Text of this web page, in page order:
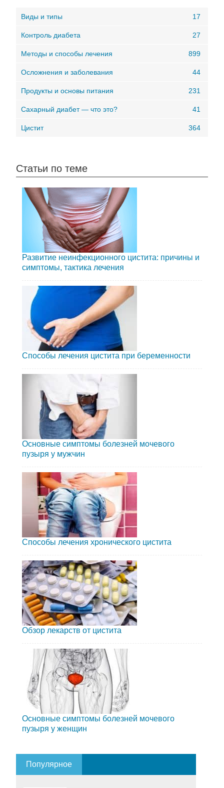
Виды и типы 17
Контроль диабета 27
Методы и способы лечения 899
Осложнения и заболевания 44
Продукты и основы питания 231
Сахарный диабет — что это? 41
Цистит 364
Статьи по теме
Развитие неинфекционного цистита: причины и
симптомы, тактика лечения
Способы лечения цистита при беременности
Основные симптомы болезней мочевого
пузыря у мужчин
Способы лечения хронического цистита
Обзор лекарств от цистита
Основные симптомы болезней мочевого
пузыря у женщин
Популярное